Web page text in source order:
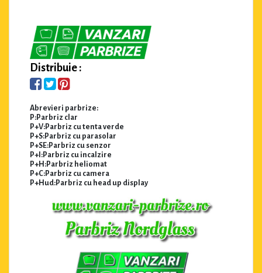
Distribuie :
Abrevieri parbrize:
P:Parbriz clar
P+V:Parbriz cu tenta verde
P+S:Parbriz cu parasolar
P+SE:Parbriz cu senzor
P+I:Parbriz cu incalzire
P+H:Parbriz heliomat
P+C:Parbriz cu camera
P+Hud:Parbriz cu head up display